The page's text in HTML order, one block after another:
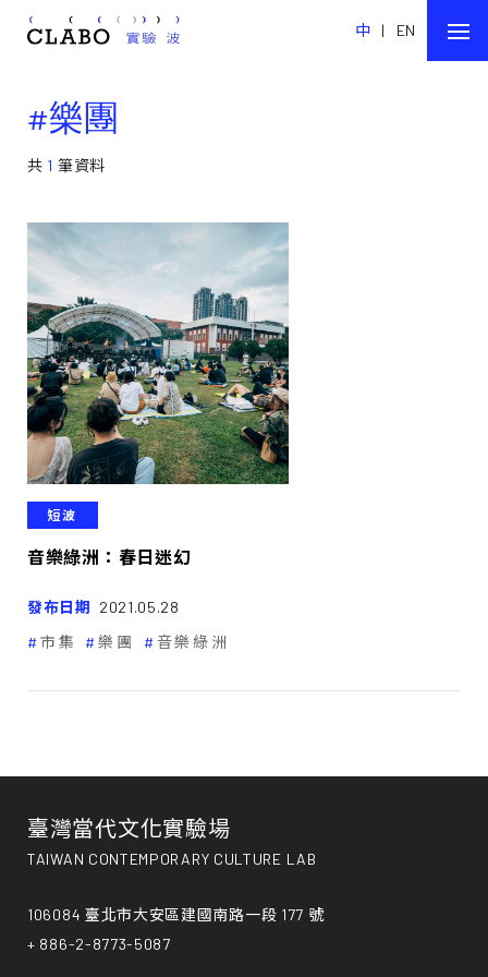
中 | EN
#樂團
共 1 筆資料
短波
音樂綠洲：春日迷幻
發布日期 2021.05.28
市集
樂團 音樂綠洲
臺灣當代文化實驗場
TAIWAN CONTEMPORARY CULTURE LAB
106084 臺北市大安區建國南路一段 177 號
+ 886-2-8773-5087